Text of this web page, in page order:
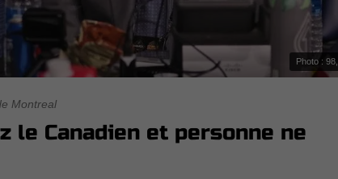
Photo :
Montreal
le Canadien et personne ne